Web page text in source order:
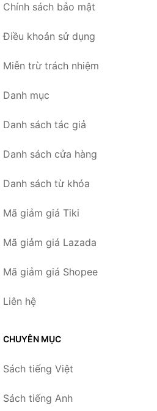
Chính sách bảo mật
Điều khoản sử dụng
Miễn trừ trách nhiệm
Danh mục
Danh sách tác giả
Danh sách cửa hàng
Danh sách từ khóa
Mã giảm giá Tiki
Mã giảm giá Lazada
Mã giảm giá Shopee
Liên hệ
CHUYÊN MỤC
Sách tiếng Việt
Sách tiếng Anh